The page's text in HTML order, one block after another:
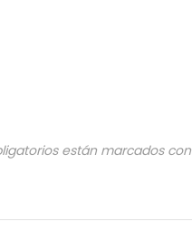
están marcados con